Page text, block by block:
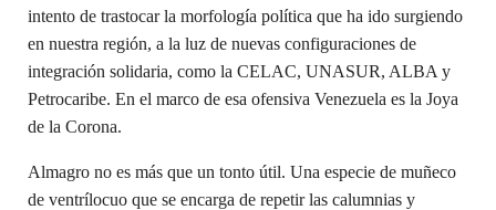
intento de trastocar la morfología política que ha ido surgiendo
en nuestra región, a la luz de nuevas configuraciones de
integración solidaria, como la CELAC, UNASUR, ALBA y
Petrocaribe. En el marco de esa ofensiva Venezuela es la Joya
de la Corona.
Almagro no es más que un tonto útil. Una especie de muñeco
de ventrílocuo que se encarga de repetir las calumnias y